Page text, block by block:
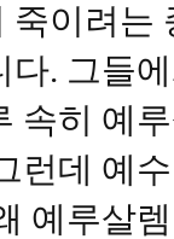
죽이려는
다. 그들
속히 예
런데 예
예루살